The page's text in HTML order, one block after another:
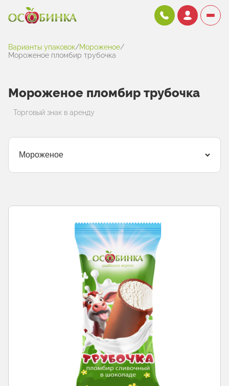
Варианты упаковок/Мороженое/
Мороженое пломбир трубочка
Мороженое пломбир трубочка
Торговый знак в аренду
Мороженое